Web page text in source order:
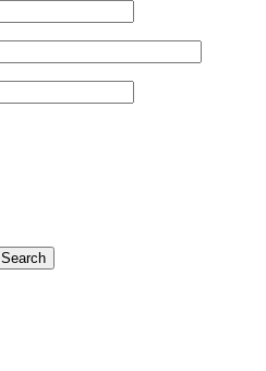
Search